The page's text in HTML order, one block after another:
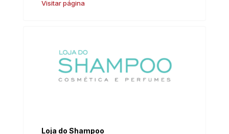
Visitar página
Loja do Shampoo